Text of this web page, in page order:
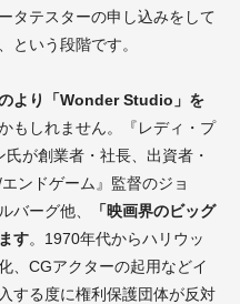
タテスターの申し込みをして
という段階です。
より「Wonder Studio」を
もしれません。『レディ・プ
が創業者・社長、出資者・
ンドゲーム』監督のジョ
バーグ他、
「映画界のビッグ
す。1970年代からハリウッ
、CGアクターの起用などイ
する度に権利保護団体が反対